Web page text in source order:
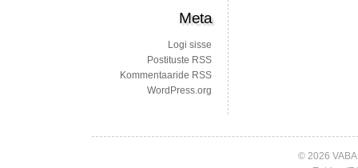
Meta
Logi sisse
Postituste RSS
Kommentaaride RSS
WordPress.org
© 2026